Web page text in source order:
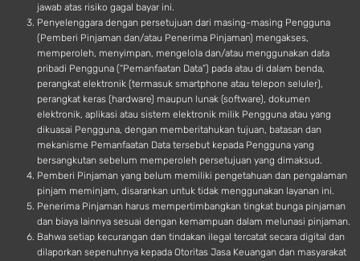
jawab atas risiko gagal bayar ini.
Penyelenggara dengan persetujuan dari masing-masing Pengguna
(Pemberi Pinjaman dan/atau Penerima Pinjaman) mengakses,
memperoleh, menyimpan, mengelola dan/atau menggunakan data
pribadi Pengguna (“Pemanfaatan Data”) pada atau di dalam benda,
perangkat elektronik (termasuk smartphone atau telepon seluler),
perangkat keras (hardware) maupun lunak (software), dokumen
elektronik, aplikasi atau sistem elektronik milik Pengguna atau yang
dikuasai Pengguna, dengan memberitahukan tujuan, batasan dan
mekanisme Pemanfaatan Data tersebut kepada Pengguna yang
bersangkutan sebelum memperoleh persetujuan yang dimaksud.
Pemberi Pinjaman yang belum memiliki pengetahuan dan pengalaman
pinjam meminjam, disarankan untuk tidak menggunakan layanan ini.
Penerima Pinjaman harus mempertimbangkan tingkat bunga pinjaman
dan biaya lainnya sesuai dengan kemampuan dalam melunasi pinjaman.
Bahwa setiap kecurangan dan tindakan ilegal tercatat secara digital dan
dilaporkan sepenuhnya kepada Otoritas Jasa Keuangan dan masyarakat